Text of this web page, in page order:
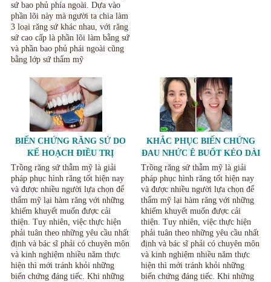
sứ bao phủ phía ngoài. Dựa vào
phần lõi này mà người ta chia làm
3 loại răng sứ khác nhau, với răng
sứ cao cấp là phần lõi làm bằng sứ
và phần bao phủ phái ngoài cũng
bằng lớp sứ thẩm mỹ
BIẾN CHỨNG RĂNG SỨ DO
KẾ HOẠCH ĐIỀU TRỊ
KHÔNG RÕ RÀNG.
Trồng răng sứ thẫm mỹ là giải
pháp phục hình răng tốt hiện nay
và được nhiều người lựa chọn để
thẩm mỹ lại hàm răng với những
khiếm khuyết muốn được cải
thiện. Tuy nhiên, việc thực hiện
phải tuân theo những yêu cầu nhất
định và bác sĩ phải có chuyên môn
và kinh nghiệm nhiều năm thực
hiện thì mới tránh khỏi những
biến chứng đáng tiếc. Khi những
KHẮC PHỤC BIẾN CHỨNG
ĐAU NHỨC Ê BUỐT KÉO DÀI
KHI LÀM RĂNG SỨ
Trồng răng sứ thẫm mỹ là giải
pháp phục hình răng tốt hiện nay
và được nhiều người lựa chọn để
thẩm mỹ lại hàm răng với những
khiếm khuyết muốn được cải
thiện. Tuy nhiên, việc thực hiện
phải tuân theo những yêu cầu nhất
định và bác sĩ phải có chuyên môn
và kinh nghiệm nhiều năm thực
hiện thì mới tránh khỏi những
biến chứng đáng tiếc. Khi những